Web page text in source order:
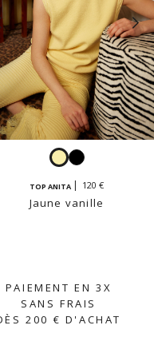
JauneNoir
TOP ANITA 120 €
Jaune vanille
PAIEMENT EN 3X
SANS FRAIS
200 € D'ACHAT